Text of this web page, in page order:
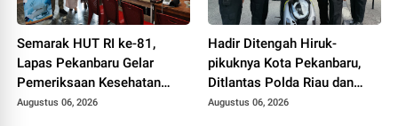
Semarak HUT RI ke-81,
Lapas Pekanbaru Gelar
Pemeriksaan Kesehatan
Gratis untuk Warga Binaan
Augustus 06, 2026
Hadir Ditengah Hiruk-
pikuknya Kota Pekanbaru,
Ditlantas Polda Riau dan
Polantas KARIB Kobarkan
Augustus 06, 2026